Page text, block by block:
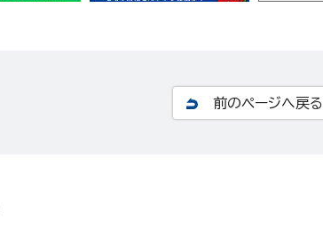
前のページへ戻る